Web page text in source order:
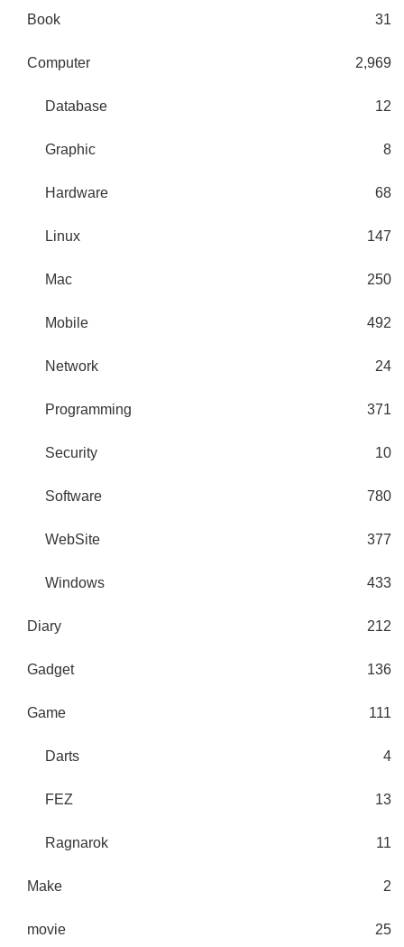
Book 31
Computer 2,969
Database 12
Graphic 8
Hardware 68
Linux 147
Mac 250
Mobile 492
Network 24
Programming 371
Security 10
Software 780
WebSite 377
Windows 433
Diary 212
Gadget 136
Game 111
Darts 4
FEZ 13
Ragnarok 11
Make 2
movie 25